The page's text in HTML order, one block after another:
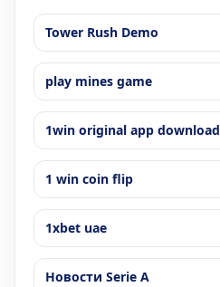
Tower Rush Demo
play mines game
1win original app download
1 win coin flip
1xbet uae
Новости Serie A